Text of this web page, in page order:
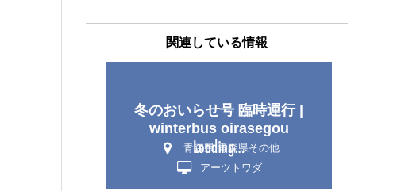
関連している情報
冬のおいらせ号 臨時運行 |
winterbus oirasegou
青森県 青森県その他
アーツトワダ